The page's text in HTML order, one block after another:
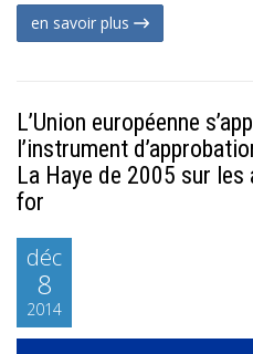
en savoir plus
L’Union européenne
l’instrument
La Haye de 2005 sur les
for
déc
8
2014